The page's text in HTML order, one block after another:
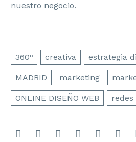
nuestro negocio.
360º creativa estrategia
MADRID marketing
ONLINE DISEÑO WEB redes